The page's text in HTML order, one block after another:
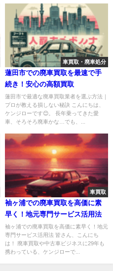
車買取・廃車処分
蓮田市での廃車買取を最速で手
続き！安心の高額買取
蓮田市で最適な廃車買取業者を選ぶ方法｜
プロが教える損しない秘訣 こんにちは、
ケンジローです😊。 長年乗ってきた愛
車、そろそろ廃車かな…でも、...
車買取
袖ヶ浦での廃車買取を高価に素
早く！地元専門サービス活用法
袖ヶ浦での廃車買取を高価に素早く！地元
専門サービス活用法 皆さん、こんにち
は！ 廃車買取や中古車ビジネスに29年も
携わっている、ケンジローで...